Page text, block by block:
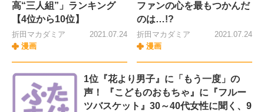
高“三人組”」ランキング
【4位から10位】
折田マカダミア
漫画
2021.07.24
ファンの心を最もつかんだ
のは…!?
折田マカダミア
漫画
2021.07.24
1位『花より男子』に「もう一度」の
声！ 『こどものおもちゃ』に『フルー
ツバスケット』30～40代女性に聞く、9